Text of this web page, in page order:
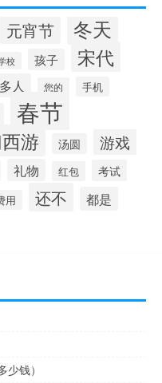
元宵节 冬天
校 孩子 宋代
人 您的 手机
春节
游 汤圆 游戏
礼物 红包 考试
用 还不 都是
钱）